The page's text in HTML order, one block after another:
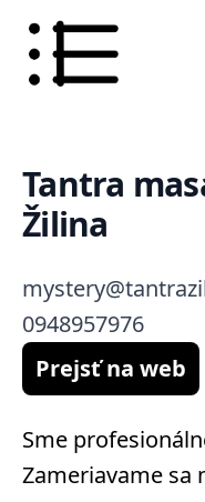
Tantra
Žilina
0948957976
Prejsť na web
Sme
Zameriavame sa